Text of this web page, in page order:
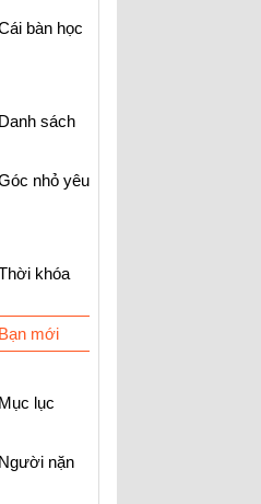
bàn học
sách
nhỏ yêu
khóa
mới
lục
nặn